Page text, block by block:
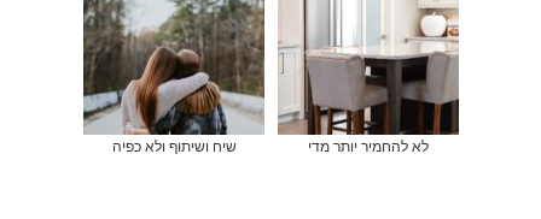
לא להחמיר יותר מדי שיח ושיתוף ולא כפיה